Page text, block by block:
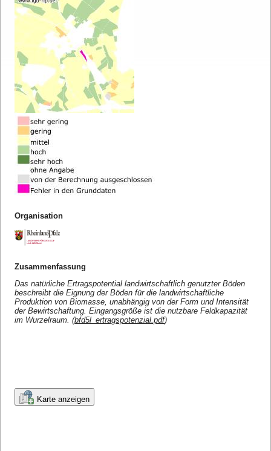
Organisation
Zusammenfassung
Das natürliche Ertragspotential landwirtschaftlich genutzter Böden
beschreibt die Eignung der Böden für die landwirtschaftliche
Produktion von Biomasse, unabhängig von der Form und Intensität
der Bewirtschaftung. Eingangsgröße ist die nutzbare Feldkapazität
im Wurzelraum. (bfd5l_ertragspotenzial.pdf)
Karte anzeigen